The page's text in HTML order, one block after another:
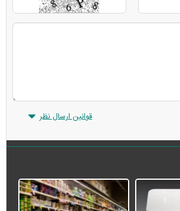
قوانین ارسال نظر